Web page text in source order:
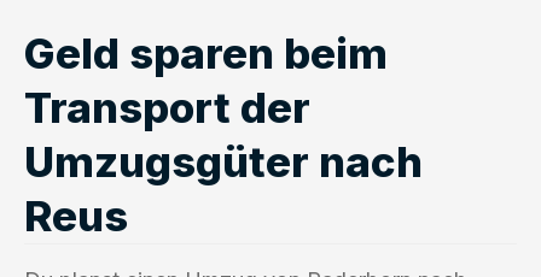
Geld sparen beim
Transport der
Umzugsgüter nach
Reus